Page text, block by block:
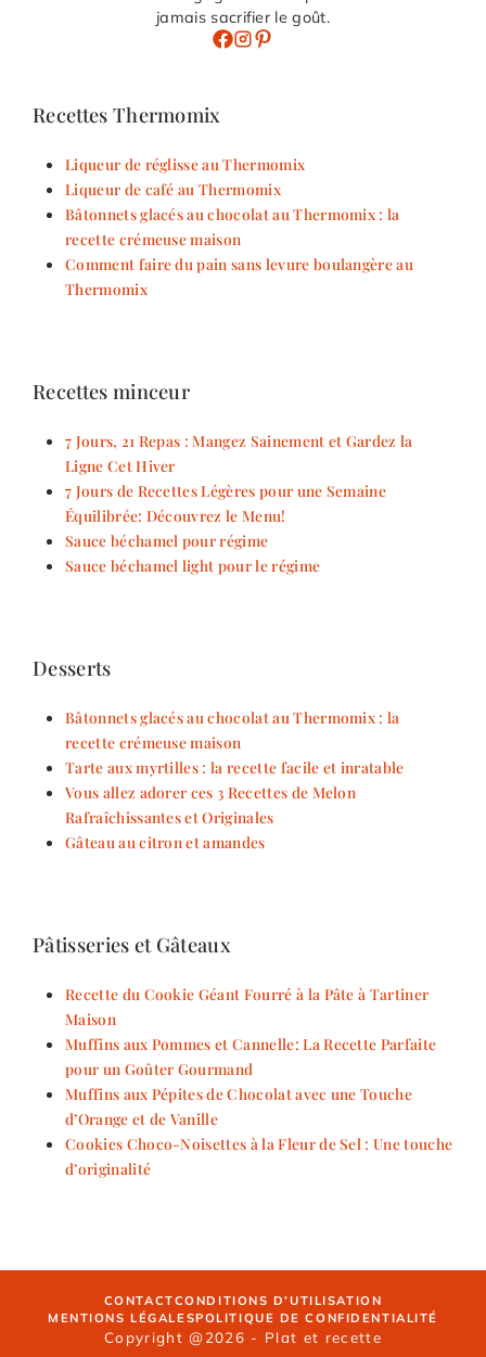
jamais sacrifier le goût.
Recettes Thermomix
Liqueur de réglisse au Thermomix
Liqueur de café au Thermomix
Bâtonnets glacés au chocolat au Thermomix : la
recette crémeuse maison
Comment faire du pain sans levure boulangère au
Thermomix
Recettes minceur
7 Jours, 21 Repas : Mangez Sainement et Gardez la
Ligne Cet Hiver
7 Jours de Recettes Légères pour une Semaine
Équilibrée: Découvrez le Menu!
Sauce béchamel pour régime
Sauce béchamel light pour le régime
Desserts
Bâtonnets glacés au chocolat au Thermomix : la
recette crémeuse maison
Tarte aux myrtilles : la recette facile et inratable
Vous allez adorer ces 3 Recettes de Melon
Rafraîchissantes et Originales
Gâteau au citron et amandes
Pâtisseries et Gâteaux
Recette du Cookie Géant Fourré à la Pâte à Tartiner
Maison
Muffins aux Pommes et Cannelle: La Recette Parfaite
pour un Goûter Gourmand
Muffins aux Pépites de Chocolat avec une Touche
d’Orange et de Vanille
Cookies Choco-Noisettes à la Fleur de Sel : Une touche
d’originalité
CONTACTCONDITIONS D’UTILISATION
MENTIONS LÉGALESPOLITIQUE DE CONFIDENTIALITÉ
Copyright @2026 - Plat et recette